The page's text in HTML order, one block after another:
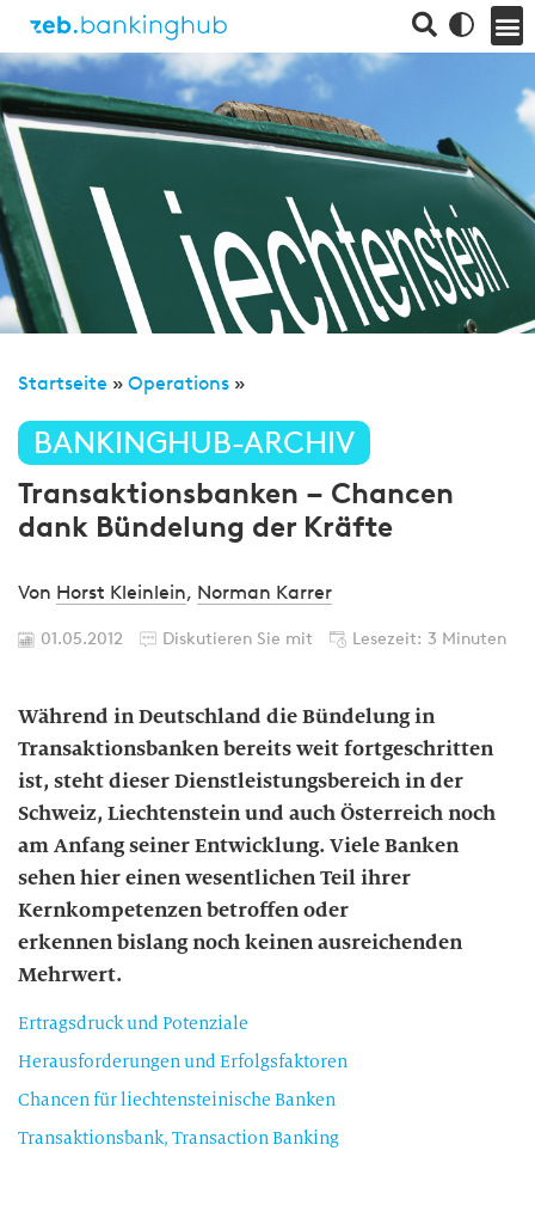
Startseite » Operations »
BANKINGHUB-ARCHIV
Transaktionsbanken – Chancen
dank Bündelung der Kräfte
Von Horst Kleinlein, Norman Karrer
01.05.2012 Diskutieren Sie mit Lesezeit: 3 Minuten
Während in Deutschland die Bündelung in
Transaktionsbanken bereits weit fortgeschritten
ist, steht dieser Dienstleistungsbereich in der
Schweiz, Liechtenstein und auch Österreich noch
am Anfang seiner Entwicklung. Viele Banken
sehen hier einen wesentlichen Teil ihrer
Kernkompetenzen betroffen oder
erkennen bislang noch keinen ausreichenden
Mehrwert.
Ertragsdruck und Potenziale
Herausforderungen und Erfolgsfaktoren
Chancen für liechtensteinische Banken
Transaktionsbank, Transaction Banking